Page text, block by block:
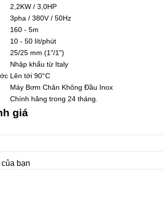
2,2KW / 3,0HP
3pha / 380V / 50Hz
160 - 5m
10 - 50 lít/phút
25/25 mm (1"/1")
Nhập khẩu từ Italy
Lên tới 90°C
Máy Bơm Chân Không Đầu Inox
Chính hãng trong 24 tháng.
giá
bạn